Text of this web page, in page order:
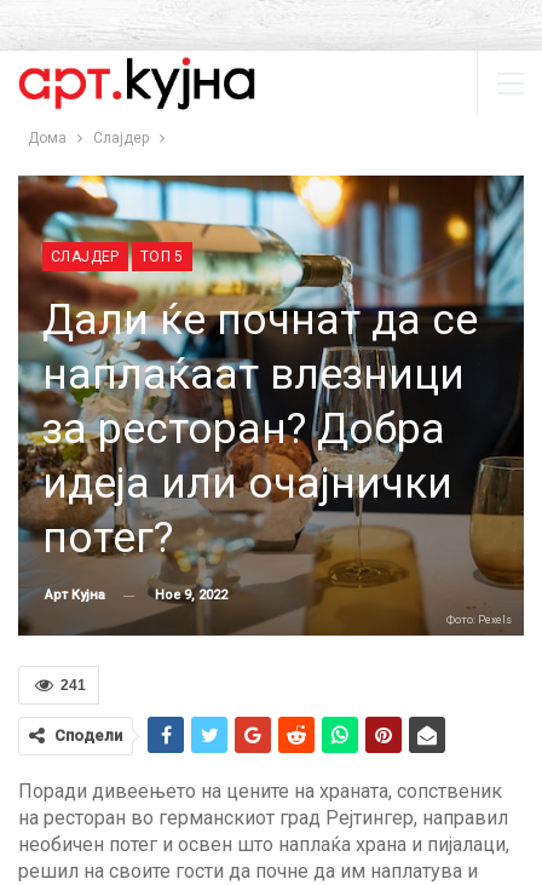
Дома Слајдер
СЛАЈДЕР ТОП 5
Дали ќе почнат да се
наплаќаат влезници
за ресторан? Добра
идеја или очајнички
потег?
Арт Кујна Ное 9, 2022
Фото: Pexels
241
Сподели
Поради дивеењето на цените на храната, сопственик
на ресторан во германскиот град Рејтингер, направил
необичен потег и освен што наплаќа храна и пијалаци,
решил на своите гости да почне да им наплатува и